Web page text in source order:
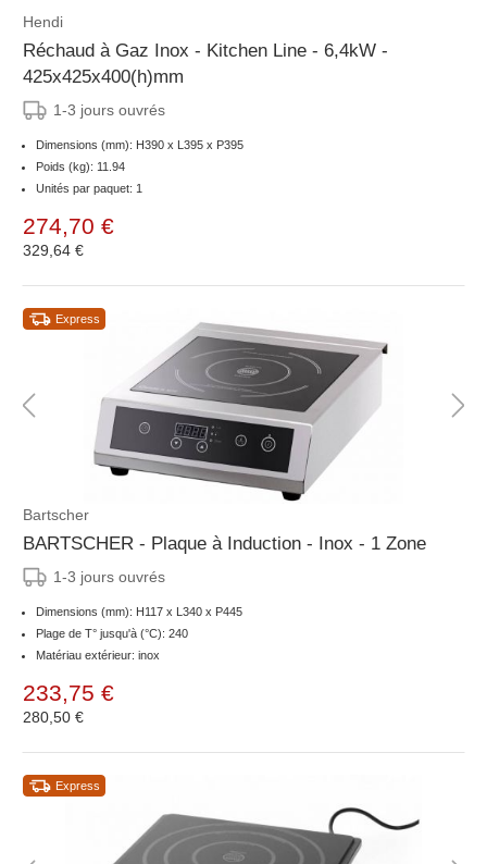
Hendi
Réchaud à Gaz Inox - Kitchen Line - 6,4kW -
425x425x400(h)mm
1-3 jours ouvrés
Dimensions (mm): H390 x L395 x P395
Poids (kg): 11.94
Unités par paquet: 1
274,70 €
329,64 €
Express
Bartscher
BARTSCHER - Plaque à Induction - Inox - 1 Zone
1-3 jours ouvrés
Dimensions (mm): H117 x L340 x P445
Plage de T° jusqu'à (°C): 240
Matériau extérieur: inox
233,75 €
280,50 €
Express